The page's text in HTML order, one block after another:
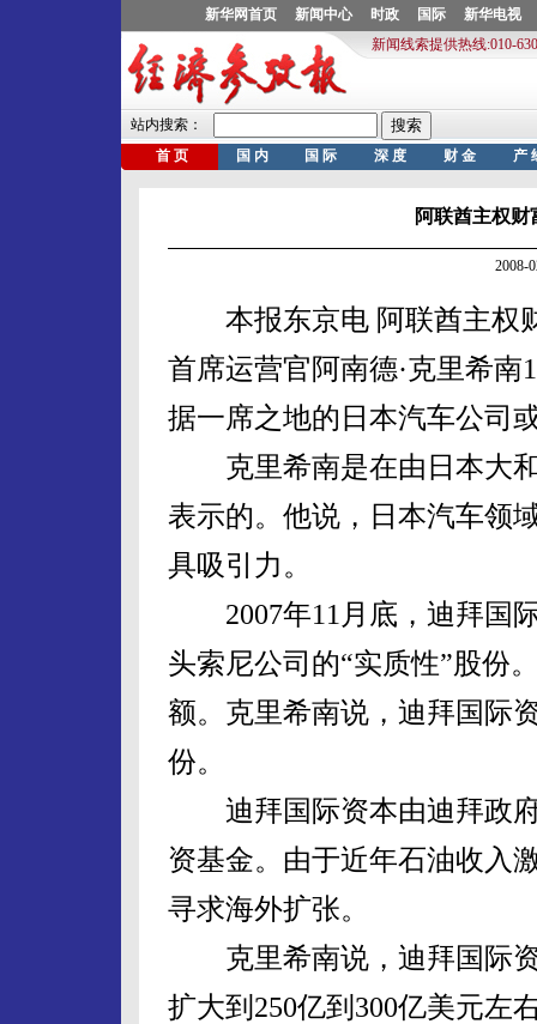
阿联酋主权
2008-
本报东京电 阿联酋主权
首席运营官阿南德·克里希
据一席之地的日本汽车公司
克里希南是在由日本大和
表示的。他说，日本汽车领
具吸引力。
2007年11月底，迪拜国
头索尼公司的“实质性”股份
额。克里希南说，迪拜国际
份。
迪拜国际资本由迪拜政府
资基金。由于近年石油收入
寻求海外扩张。
克里希南说，迪拜国际资
扩大到250亿到300亿美元左